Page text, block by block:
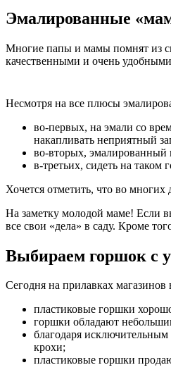
Эмалированные
Многие папы и мамы помнят из
качественными и очень
Несмотря на все плюсы
во-первых, на эмали со
накапливать неприятный
во-вторых, эмалированный
в-третьих, сидеть на
Хочется отметить, что во
На заметку молодой маме! Если
все свои «дела» в саду. Кроме
Выбираем горшок с
Сегодня на прилавках
пластиковые горшки
горшки обладают
благодаря
крохи;
пластиковые горшки